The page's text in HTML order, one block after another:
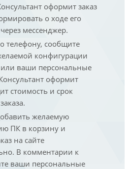
оформит заказ
о ходе его
мессенджер.
телефону, сообщите
конфигурации
ваши персональные
оформит
стоимость и срок
желаемую
ПК в корзину и
на сайте
В комментарии к
ваши персональные